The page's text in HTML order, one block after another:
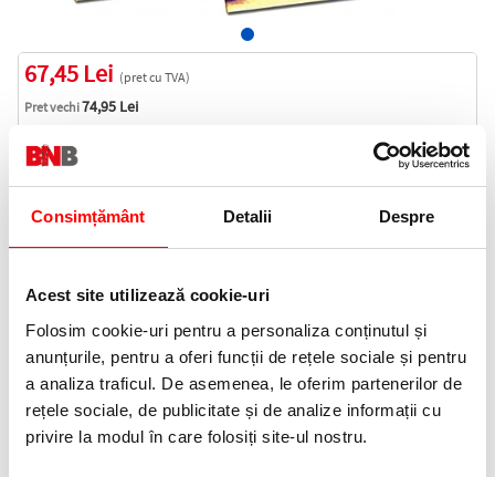
Consimțământ Detalii Despre
Acest site utilizează cookie-uri
Folosim cookie-uri pentru a personaliza conținutul și
anunțurile, pentru a oferi funcții de rețele sociale și pentru
a analiza traficul. De asemenea, le oferim partenerilor de
rețele sociale, de publicitate și de analize informații cu
privire la modul în care folosiți site-ul nostru.
67,45 Lei (pret cu TVA)
Pret vechi74,95 Lei
68 puncte de fidelitate
Telefon:
0372 552 601
Adauga in wishlist